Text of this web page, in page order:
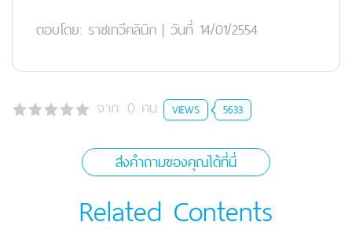
ตอบโดย: ราชเทวีคลินิก | วันที่ 14/01/2554
จาก: 0 คน VIEWS 5633
ส่งคำถามของคุณได้ที่นี่
Related Contents